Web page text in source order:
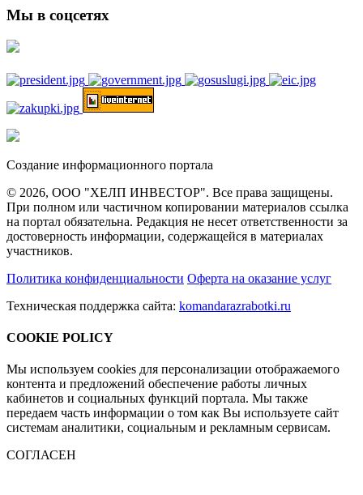
Мы в соцсетях
Создание информационного портала
© 2026, ООО "ХЕЛП ИНВЕСТОР". Все права защищены.
При полном или частичном копировании материалов ссылка
на портал обязательна. Редакция не несет ответственности за
достоверность информации, содержащейся в материалах
участников.
Политика конфиденциальности Оферта на оказание услуг
Техническая поддержка сайта: komandarazrabotki.ru
COOKIE POLICY
Мы используем cookies для персонализации отображаемого
контента и предложений обеспечение работы личных
кабинетов и социальных функций портала. Мы также
передаем часть информации о том как Вы используете сайт
системам аналитики, социальным и рекламным сервисам.
СОГЛАСЕН